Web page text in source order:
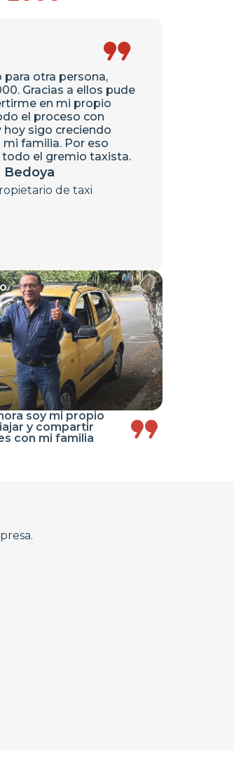
otra persona,
Gracias a ellos pude
en mi propio
el proceso con
sigo creciendo
familia. Por eso
el gremio taxista.
Bedoya
de taxi
soy mi propio
y compartir
con mi familia